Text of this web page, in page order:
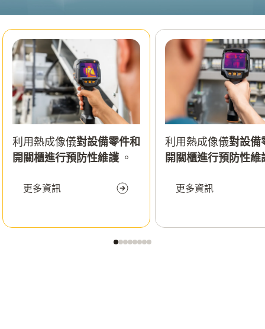
利用熱成像儀對設備零件和
開關櫃進行預防性維護 。
更多資訊
利用熱成像儀對設備
開關櫃進行預防性維
更多資訊